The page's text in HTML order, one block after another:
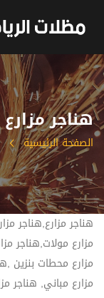
هناجر مزارع
الصفحة الرئيسية
هناجر مزارع,هناجر
مزارع مولات,هناجر
مزارع محطات بنزين
مزارع مباني, هناجر